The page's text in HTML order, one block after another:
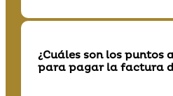
¿Cuáles son los puntos
para pagar la factura